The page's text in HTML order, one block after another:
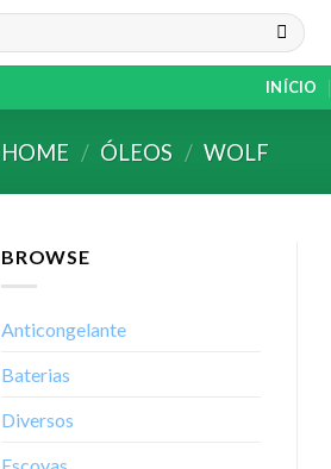
INÍCIO
HOME / ÓLEOS / WOLF
BROWSE
Anticongelante
Baterias
Diversos
Escovas